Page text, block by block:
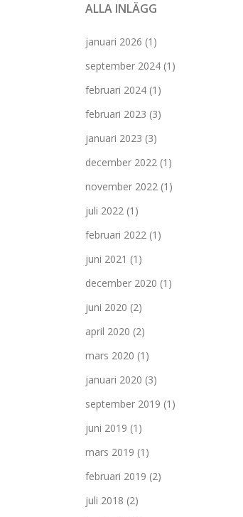
ALLA INLÄGG
januari 2026 (1)
september 2024 (1)
februari 2024 (1)
februari 2023 (3)
januari 2023 (3)
december 2022 (1)
november 2022 (1)
juli 2022 (1)
februari 2022 (1)
juni 2021 (1)
december 2020 (1)
juni 2020 (2)
april 2020 (2)
mars 2020 (1)
januari 2020 (3)
september 2019 (1)
juni 2019 (1)
mars 2019 (1)
februari 2019 (2)
juli 2018 (2)